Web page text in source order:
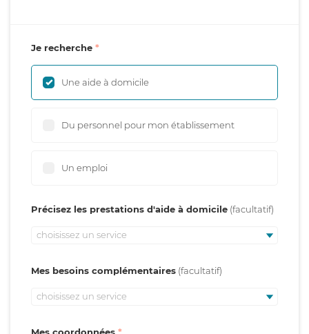
Je recherche
Une aide à domicile
Du personnel pour mon établissement
Un emploi
Précisez les prestations d'aide à domicile
choisissez un service
Mes besoins complémentaires
choisissez un service